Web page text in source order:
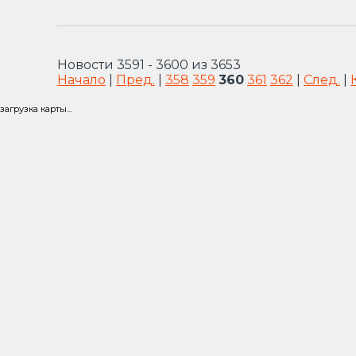
Новости 3591 - 3600 из 3653
Начало
Пред. 358 359 360 361 362 След.
загрузка карты...